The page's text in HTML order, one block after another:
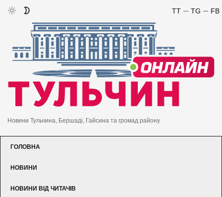
FB
TG
TT
Новини Тульчина, Бершаді, Гайсина та громад району
ГОЛОВНА
НОВИНИ
НОВИНИ ВІД ЧИТАЧІВ